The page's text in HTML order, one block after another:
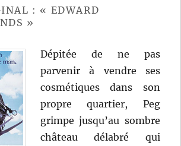
Michael
: « EDWARD
»
Dépitée de ne pas
parvenir à vendre ses
cosmétiques dans son
propre quartier, Peg
grimpe jusqu’au sombre
château délabré qui